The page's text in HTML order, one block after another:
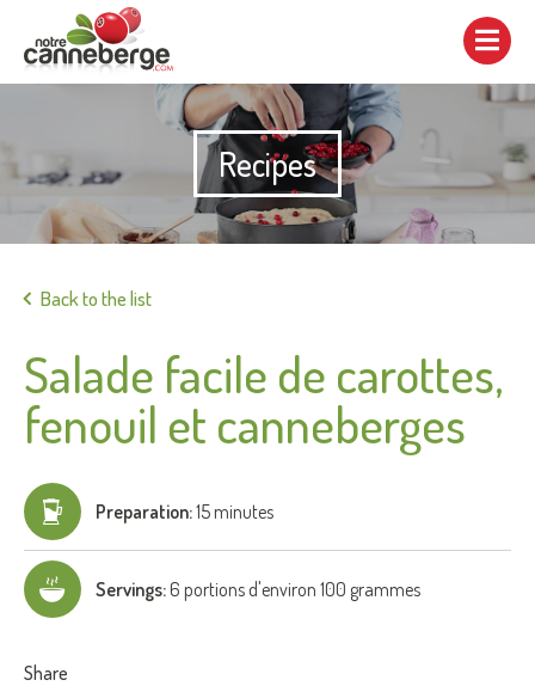
Show/hide
navigation
Recipes
Back to the list
Salade facile de carottes,
fenouil et canneberges
Preparation:15 minutes
Servings: 6 portions d'environ 100 grammes
Share